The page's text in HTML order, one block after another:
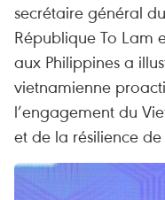
secrétaire général
République To Lam
aux Philippines a
vietnamienne
l’engagement du
et de la résilience de